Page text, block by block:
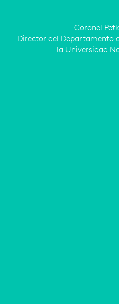
Coronel
Director del Departamento
la Universidad